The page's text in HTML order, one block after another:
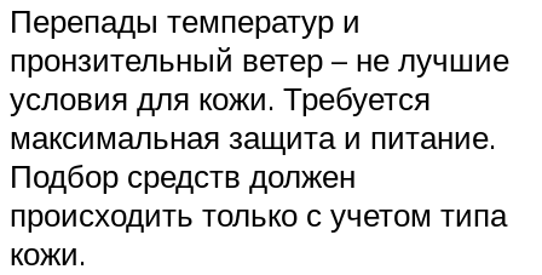
Перепады температур и
пронзительный ветер – не лучшие
условия для кожи. Требуется
максимальная защита и питание.
Подбор средств должен
происходить только с учетом типа
кожи.